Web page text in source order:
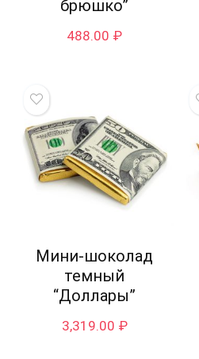
брюшко”
488.00 ₽
Мини-шоколад
темный
“Доллары”
3,319.00 ₽